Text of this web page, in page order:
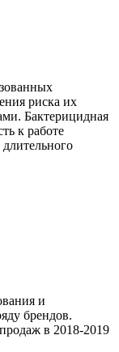
риска их
Бактерицидная
к работе
и
брендов.
в 2018-2019